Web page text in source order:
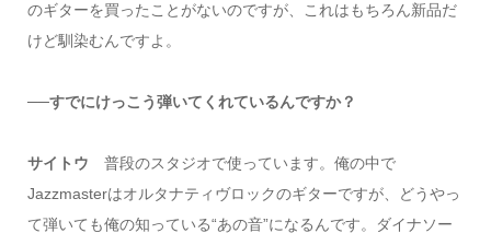
のギターを買ったことがないのですが、これはもちろん新品だ
けど馴染むんですよ。
──すでにけっこう弾いてくれているんですか？
サイトウ 普段のスタジオで使っています。俺の中で
Jazzmasterはオルタナティヴロックのギターですが、どうやっ
て弾いても俺の知っている“あの音”になるんです。ダイナソー